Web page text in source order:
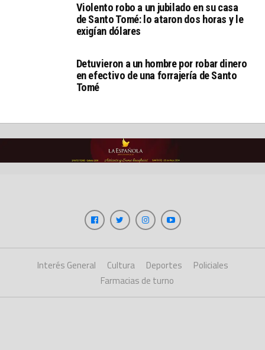
Violento robo a un jubilado en su casa
de Santo Tomé: lo ataron dos horas y le
exigían dólares
Detuvieron a un hombre por robar dinero
en efectivo de una forrajería de Santo
Tomé
Interés General Cultura Deportes
Policiales
Farmacias de turno